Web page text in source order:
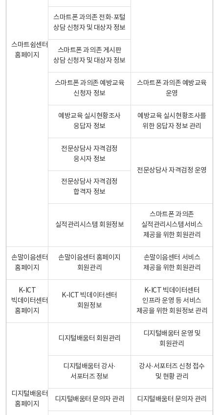
스마트쉼센터
홈페이지
스마트폰 과의존 전화·포털
상담 신청자 및 대상자 정보
스마트폰 과의존 게시판
상담 신청자 및 대상자 정보
스마트폰 과의존 예방교육
신청자 정보
스마트폰 과의존 예방교육
운영
예방교육 실시현황조사
응답자 정보
예방교육 실시현황조사를
위한 응답자 정보 관리
전문상담사 자격검정
응시자 정보
전문상담사 자격검정 운영
전문상담사 자격검정
합격자 정보
실적관리시스템 회원정보
스마트폰 과의존
실적관리시스템서비스
제공을 위한 회원관리
손말이음센터
홈페이지
손말이음센터 홈페이지
회원관리
손말이음센터 서비스
제공을 위한 회원관리
K-ICT
빅데이터센터
홈페이지
K-ICT 빅데이터센터
회원정보
K-ICT 빅데이터센터
인프라 운영 등 서비스
제공을 위한 회원정보 관리
디지털배움터
홈페이지
디지털배움터 회원관리
디지털배움터 운영 및
회원관리
디지털배움터 강사·
서포터즈 정보
강사·서포터즈 신청 접수
및 현황 관리
디지털배움터 문의자 관리 디지털배움터 문의자 관리